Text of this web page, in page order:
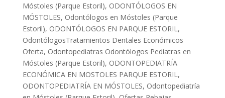
Móstoles (Parque Estoril), ODONTÓLOGOS EN
MÓSTOLES, Odontólogos en Móstoles (Parque
Estoril), ODONTÓLOGOS EN PARQUE ESTORIL,
OdontólogosTratamientos Dentales Económicos
Oferta, Odontopediatras Odontólogos Pediatras en
Móstoles (Parque Estoril), ODONTOPEDIATRÍA
ECONÓMICA EN MOSTOLES PARQUE ESTORIL,
ODONTOPEDIATRÍA EN MÓSTOLES, Odontopediatría